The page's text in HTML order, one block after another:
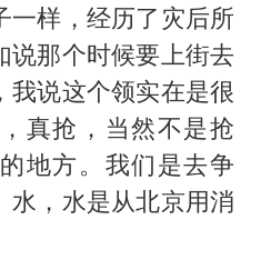
一样，经历了灾后所
说那个时候要上街去
我说这个领实在是很
真抢，当然不是抢
地方。我们是去争
水，水是从北京用消